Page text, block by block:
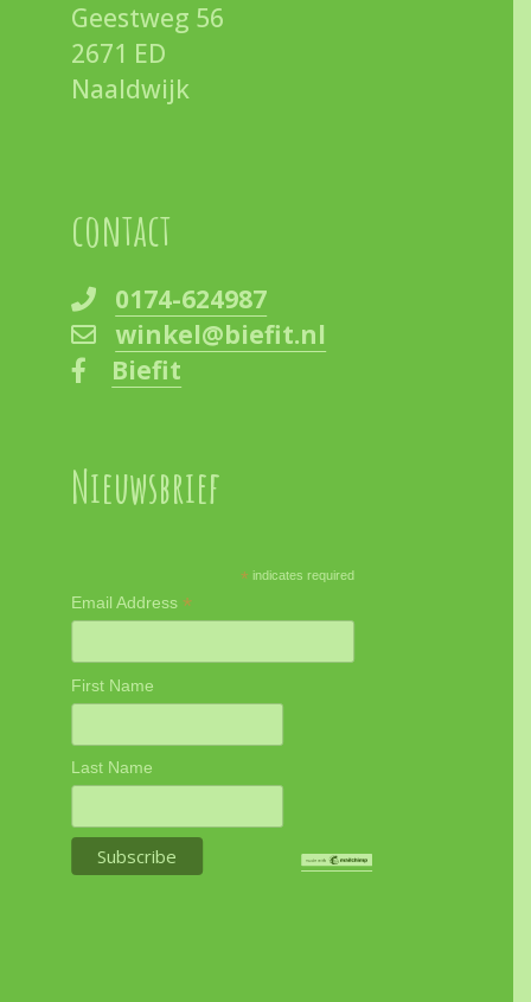
Geestweg 56
2671 ED
Naaldwijk
contact
0174-624987
winkel@biefit.nl
Biefit
Nieuwsbrief
* indicates required
Email Address*
First Name
Last Name